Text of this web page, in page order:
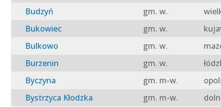
Budzyń
gm. w.
Bukowiec
gm. w.
Bulkowo
gm. w.
Burzenin
gm. w.
Byczyna
gm. m-w.
Bystrzyca Kłodzka
gm. m-w.